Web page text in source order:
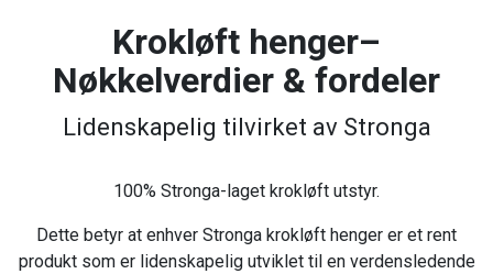
Krokløft henger–
Nøkkelverdier & fordeler
Lidenskapelig tilvirket av Stronga
100% Stronga-laget krokløft utstyr.
Dette betyr at enhver Stronga krokløft henger er et rent
produkt som er lidenskapelig utviklet til en verdensledende